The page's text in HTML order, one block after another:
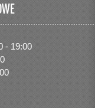
- 19:00